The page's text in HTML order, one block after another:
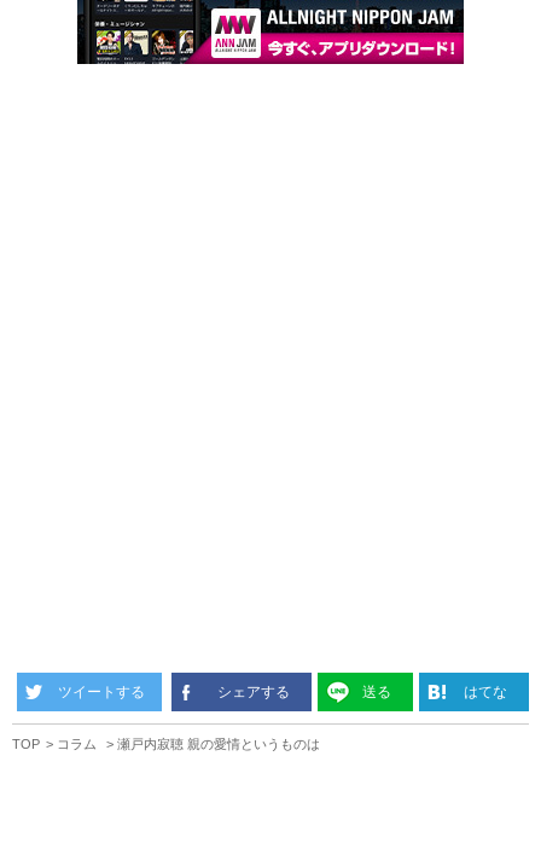
ツイートする シェアする 送る はてな
TOP コラム 瀬戸内寂聴 親の愛情というものは